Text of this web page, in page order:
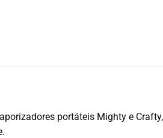
portáteis Mighty e